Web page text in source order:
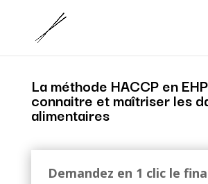
La méthode HACCP en
connaitre et maîtriser les
alimentaires
Demandez en 1 clic le